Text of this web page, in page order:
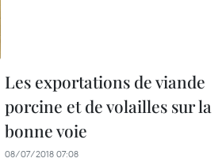
Les exportations de viande
porcine et de volailles sur la
bonne voie
08/07/2018 07:08